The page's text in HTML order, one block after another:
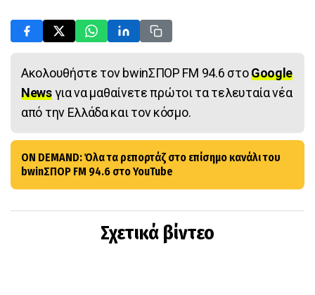
Ακολουθήστε τον bwinΣΠΟΡ FM 94.6 στοGoogle
Newsγια να μαθαίνετε πρώτοι τα τελευταία νέα
από την Ελλάδα και τον κόσμο.
ON DEMAND: Όλα τα ρεπορτάζ στο επίσημο κανάλι του
bwinΣΠΟΡ FM 94.6 στο YouTube
Σχετικά βίντεο